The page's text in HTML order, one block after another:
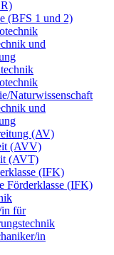
(BFS 1 und 2)
und
Naturwissenschaft
und
(AV)
(AVV)
(AVT)
(IFK)
Förderklasse (IFK)
für
in